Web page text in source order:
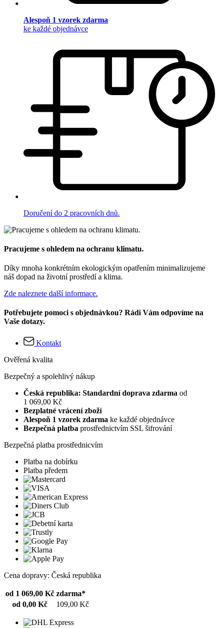
Alespoň 1 vzorek zdarma
ke každé objednávce
Doručení do 2 pracovních dnů.
Pracujeme s ohledem na ochranu klimatu.
Díky mnoha konkrétním ekologickým opatřením minimalizujeme
náš dopad na životní prostředí a klima.
Zde naleznete další informace.
Potřebujete pomoci s objednávkou? Rádi Vám odpovíme na
Vaše dotazy.
Kontakt
Ověřená kvalita
Bezpečný a spolehlivý nákup
Česká republika: Standardní doprava zdarma od
1 069,00 Kč
Bezplatné vrácení zboží
Alespoň 1 vzorek zdarma ke každé objednávce
Bezpečná platba prostřednictvím SSL šifrování
Bezpečná platba prostřednicvím
Platba na dobírku
Platba předem
Cena dopravy: Česká republika
od 1 069,00 Kč zdarma*
od 0,00 Kč
109,00 Kč